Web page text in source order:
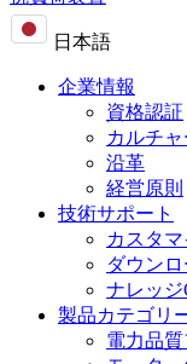
日本語
企業情報
資格認証
カルチャ
沿革
経営原則
技術サポート
カスタ
ダウンロ
ナレッ
製品カテゴリ
電力品